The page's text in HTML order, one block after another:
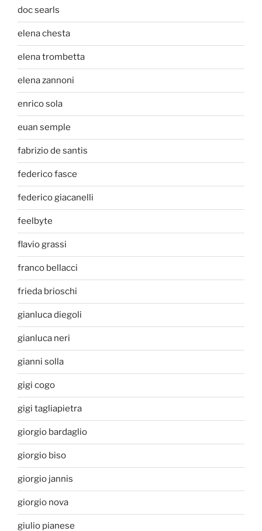
doc searls
elena chesta
elena trombetta
elena zannoni
enrico sola
euan semple
fabrizio de santis
federico fasce
federico giacanelli
feelbyte
flavio grassi
franco bellacci
frieda brioschi
gianluca diegoli
gianluca neri
gianni solla
gigi cogo
gigi tagliapietra
giorgio bardaglio
giorgio biso
giorgio jannis
giorgio nova
giulio pianese